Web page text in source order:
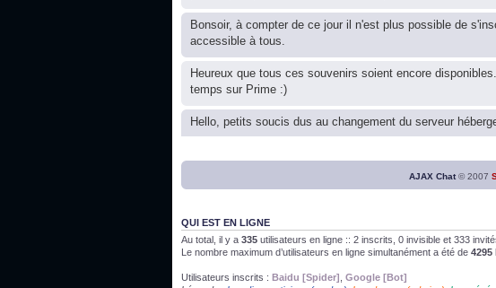
Bonsoir, à compter de ce jour il n'est plus possible de
accessible à tous.
Heureux que tous ces souvenirs soient encore
temps sur Prime :)
Hello, petits soucis dus au changement du serveur
Bon, 2020, ça n'a pas trop marché. JE vous souhaite une
J'ai l'impression que nous n'avons pas fait les survivor
AJAX Chat© 2007
QUI EST EN LIGNE
Au total, il y a 335 utilisateurs en ligne :: 2 inscrits, 0 invisible et 333
Le nombre maximum d’utilisateurs en ligne simultanément a été de 4295
Utilisateurs inscrits : Baidu [Spider] Google [Bot]